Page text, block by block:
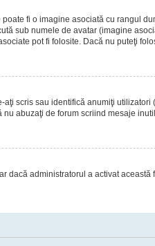
fi o imagine asociată cu rangul
sub numele de avatar (imagine
pot fi folosite. Dacă nu puteţi
scris sau identifică anumiţi
abuzaţi de forum scriind mesaje
administratorul a activat